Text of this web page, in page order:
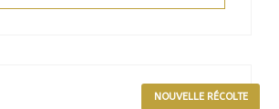
NOUVELLE RÉCOLTE